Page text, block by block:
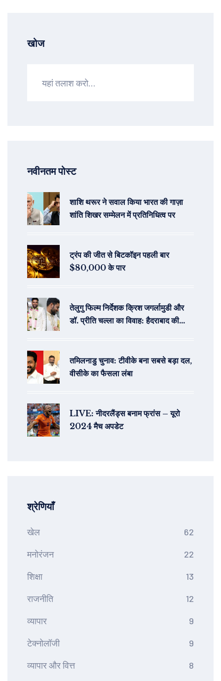
खोज
नवीनतम पोस्ट
शाशि थरूर ने सवाल किया भारत की गाज़ा
शांति शिखर सम्मेलन में प्रतिनिधित्व पर
ट्रंप की जीत से बिटकॉइन पहली बार
$80,000 के पार
तेलुगु फिल्म निर्देशक क्रिश जगर्लामुडी और
डॉ. प्रीति चल्ला का विवाह: हैदराबाद की
तमिलनाडु चुनाव: टीवीके बना सबसे बड़ा दल,
वीसीके का फैसला लंबा
LIVE: नीदरलैंड्स बनाम फ्रांस – यूरो
2024 मैच अपडेट
श्रेणियाँ
खेल 62
मनोरंजन 22
शिक्षा 13
राजनीति 12
व्यापार 9
टेक्नोलॉजी 9
व्यापार और वित्त 8